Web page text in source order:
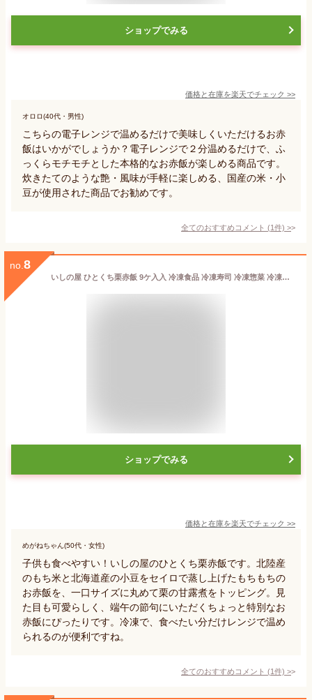
ショップでみる
価格と在庫を楽天でチェック >>
オロロ(40代・男性)
こちらの電子レンジで温めるだけで美味しくいただけるお赤
飯はいかがでしょうか？電子レンジで２分温めるだけで、ふ
っくらモチモチとした本格的なお赤飯が楽しめる商品です。
炊きたてのような艶・風味が手軽に楽しめる、国産の米・小
豆が使用された商品でお勧めです。
全てのおすすめコメント (1件) >
no. 8
いしの屋 ひとくち栗赤飯 9ケ入入 冷凍食品 冷凍寿司 冷凍惣菜 冷凍総菜 時短 保存食 栗赤飯 赤飯 条件付送料無料
ショップでみる
価格と在庫を楽天でチェック >>
めがねちゃん(50代・女性)
子供も食べやすい！いしの屋のひとくち栗赤飯です。北陸産
のもち米と北海道産の小豆をセイロで蒸し上げたもちもちの
お赤飯を、一口サイズに丸めて栗の甘露煮をトッピング。見
た目も可愛らしく、端午の節句にいただくちょっと特別なお
赤飯にぴったりです。冷凍で、食べたい分だけレンジで温め
られるのが便利ですね。
全てのおすすめコメント (1件) >